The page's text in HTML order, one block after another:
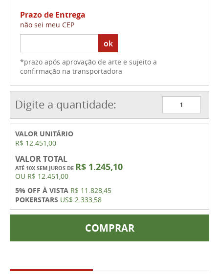
Prazo de Entrega
não sei meu CEP
ok
*prazo após aprovação de arte e sujeito a
confirmação na transportadora
Digite a quantidade:
VALOR UNITÁRIO
R$ 12.451,00
VALOR TOTAL
ATÉ 10X SEM JUROS DE R$ 1.245,10
OU R$ 12.451,00
5% OFF À VISTA R$ 11.828,45
POKERSTARS US$ 2.333,58
COMPRAR